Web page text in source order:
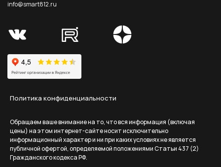
info@smart812.ru
Политика конфиденциальности
Обращаем ваше внимание на то, что вся информация (включая
цены) на этом интернет-сайте носит исключительно
информационный характер и ни при каких условиях не является
публичной офертой, определяемой положениями Статьи 437 (2)
Гражданского кодекса РФ.